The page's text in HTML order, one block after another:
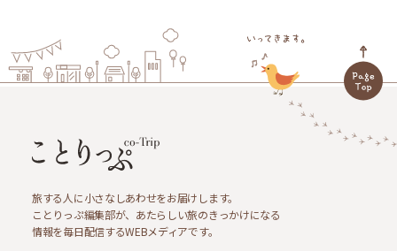
旅する人に小さなしあわせをお届けします。
ことりっぷ編集部が、あたらしい旅のきっかけになる
情報を毎日配信するWEBメディアです。